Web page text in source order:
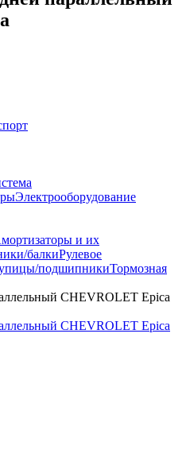
Электрооборудование
и их
балкиРулевое
подшипникиТормозная
CHEVROLET Epica